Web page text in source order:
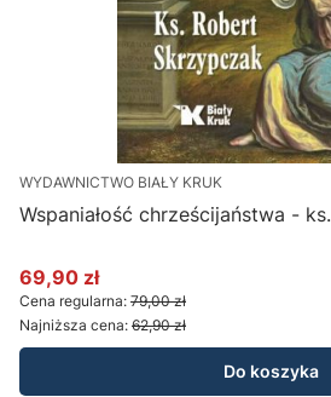
WYDAWNICTWO BIAŁY KRUK
Wspaniałość chrześcijaństwa -
Cena promocyjna
69,90 zł
Cena regularna: 79,00 zł
Najniższa cena: 62,90 zł
Do koszyka